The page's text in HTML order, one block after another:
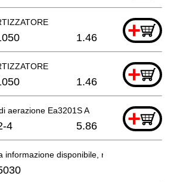
+
1.46
+
1.46
aerazione Ea3201S A +
4 5.86
informazione disponibile, non ordinabile